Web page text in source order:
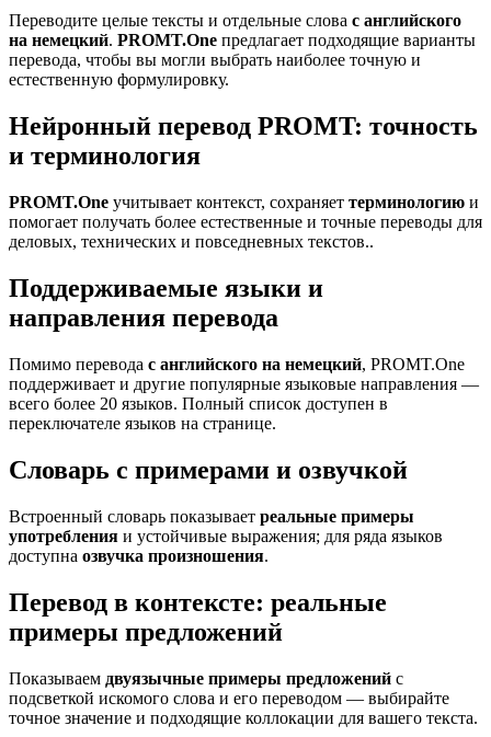
Переводите целые тексты и отдельные слова с английского
на немецкий. PROMT.One предлагает подходящие варианты
перевода, чтобы вы могли выбрать наиболее точную и
естественную формулировку.
Нейронный перевод PROMT: точность
и терминология
PROMT.One учитывает контекст, сохраняет терминологию и
помогает получать более естественные и точные переводы для
деловых, технических и повседневных текстов..
Поддерживаемые языки и
направления перевода
Помимо перевода с английского на немецкий, PROMT.One
поддерживает и другие популярные языковые направления —
всего более 20 языков. Полный список доступен в
переключателе языков на странице.
Словарь с примерами и озвучкой
Встроенный словарь показывает реальные примеры
употребления и устойчивые выражения; для ряда языков
доступна озвучка произношения.
Перевод в контексте: реальные
примеры предложений
Показываем двуязычные примеры предложений с
подсветкой искомого слова и его переводом — выбирайте
точное значение и подходящие коллокации для вашего текста.